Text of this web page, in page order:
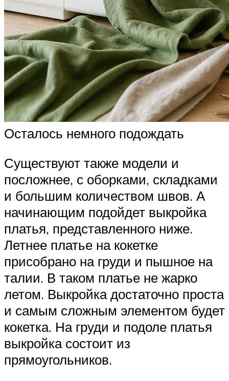
Осталось немного подождать
Существуют также модели и
посложнее, с оборками, складками
и большим количеством швов. А
начинающим подойдет выкройка
платья, представленного ниже.
Летнее платье на кокетке
присобрано на груди и пышное на
талии. В таком платье не жарко
летом. Выкройка достаточно проста
и самым сложным элементом будет
кокетка. На груди и подоле платья
выкройка состоит из
прямоугольников.